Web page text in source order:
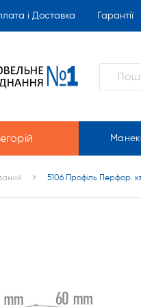
і Доставка Гарантії
5106 Профіль Перфор.